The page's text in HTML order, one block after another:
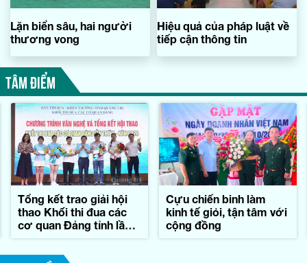
Lặn biển sâu, hai người
thương vong
Hiệu quả của pháp luật về
tiếp cận thông tin
TÂM ĐIỂM
Tổng kết trao giải hội
thao Khối thi đua các
cơ quan Đảng tỉnh lần
Cựu chiến binh làm
kinh tế giỏi, tận tâm với
cộng đồng